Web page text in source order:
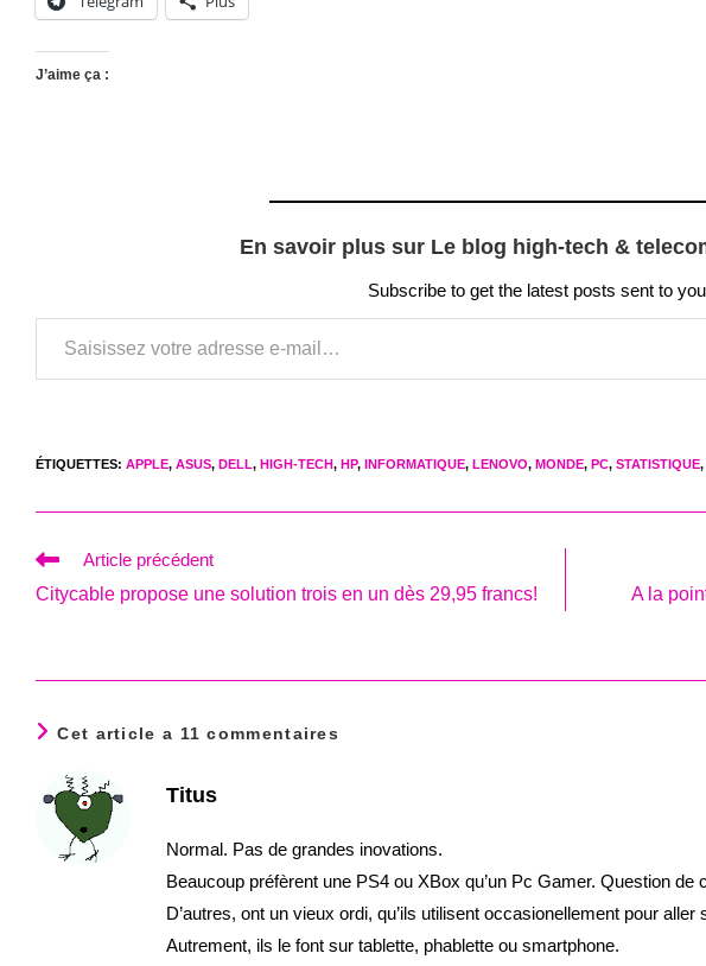
J’aime ça :
En savoir plus sur Le blog high-tech &
Subscribe to get the latest posts sent to
Saisissez votre adresse e-mail…
ÉTIQUETTES: APPLE, ASUS, DELL, HIGH-TECH, HP, INFORMATIQUE, LENOVO, MONDE, PC, STATISTIQUE,
Read
articles
Article précédent
Citycable propose une solution trois en un dès 29,95 francs!
A la
Cet article a 11 commentaires
Titus
Normal. Pas de grandes inovations.
Beaucoup préfèrent une PS4 ou XBox qu’un Pc Gamer. Question de
D’autres, ont un vieux ordi, qu’ils utilisent occasionellement pour
Autrement, ils le font sur tablette, phablette ou smartphone.